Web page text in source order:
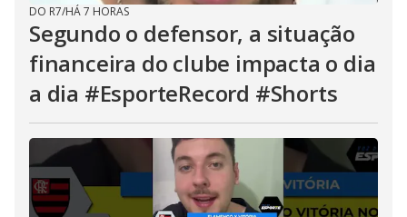
DO R7/HÁ 7 HORAS
Segundo o defensor, a situação
financeira do clube impacta o dia
a dia #EsporteRecord #Shorts